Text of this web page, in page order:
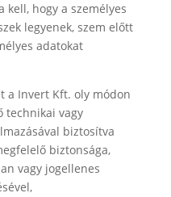
hogy a személyes
legyenek, szem előtt
adatokat
a Invert Kft. oly módon
technikai vagy
biztosítva
biztonsága,
vagy jogellenes